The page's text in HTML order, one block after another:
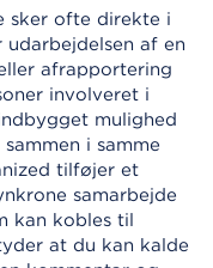
sker ofte direkte i
af en
afrapportering
involveret i
mulighed
i samme
tilføjer et
samarbejde
kan kobles til
at du kan kalde